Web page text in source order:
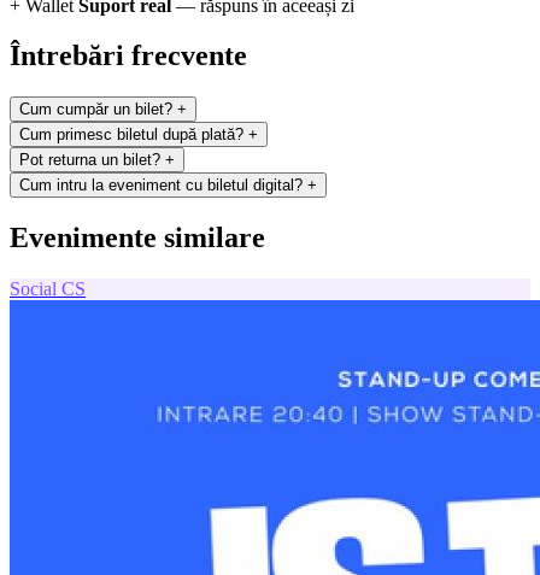
+ Wallet Suport real — răspuns în aceeași zi
Întrebări frecvente
Cum cumpăr un bilet? +
Cum primesc biletul după plată? +
Pot returna un bilet? +
Cum intru la eveniment cu biletul digital? +
Evenimente similare
Social CS